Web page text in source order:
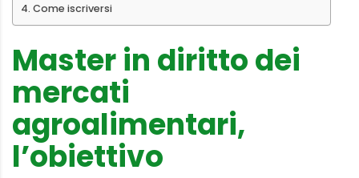
Come iscriversi
Master in diritto dei
mercati
agroalimentari,
l’obiettivo